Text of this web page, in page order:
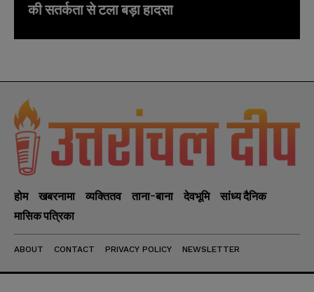
की सतर्कता से टला बड़ा हादसा
होम खबरनामा व्यक्तितव ताना-बाना देवभूमि
सांध्य दैनिक
मासिक पत्रिका
ABOUT CONTACT PRIVACY POLICY NEWSLETTER